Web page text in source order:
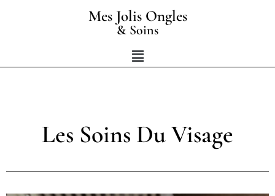
Mes Jolis Ongles
& Soins
Menu
Les Soins Du Visage